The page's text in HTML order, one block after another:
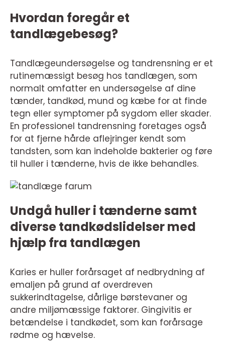
Hvordan foregår et
tandlægebesøg?
Tandlægeundersøgelse og tandrensning er et
rutinemæssigt besøg hos tandlægen, som
normalt omfatter en undersøgelse af dine
tænder, tandkød, mund og kæbe for at finde
tegn eller symptomer på sygdom eller skader.
En professionel tandrensning foretages også
for at fjerne hårde aflejringer kendt som
tandsten, som kan indeholde bakterier og føre
til huller i tænderne, hvis de ikke behandles.
Undgå huller i tænderne samt
diverse tandkødslidelser med
hjælp fra tandlægen
Karies er huller forårsaget af nedbrydning af
emaljen på grund af overdreven
sukkerindtagelse, dårlige børstevaner og
andre miljømæssige faktorer. Gingivitis er
betændelse i tandkødet, som kan forårsage
rødme og hævelse.